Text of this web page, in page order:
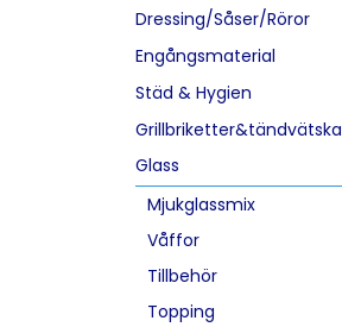
Dressing/Såser/Röror
Engångsmaterial
Städ & Hygien
Grillbriketter&tändvätska
Glass
Mjukglassmix
Våffor
Tillbehör
Topping